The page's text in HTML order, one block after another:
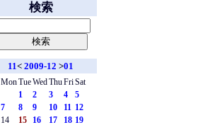
検索
11<2009-12 >01
MonTueWed ThuFriSat
1
2 3 4
5
7 8 9 10 11
12
14 15 16 17 18 19